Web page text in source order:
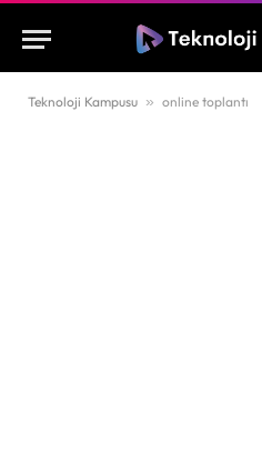
Teknoloji Kampusu » online toplantı